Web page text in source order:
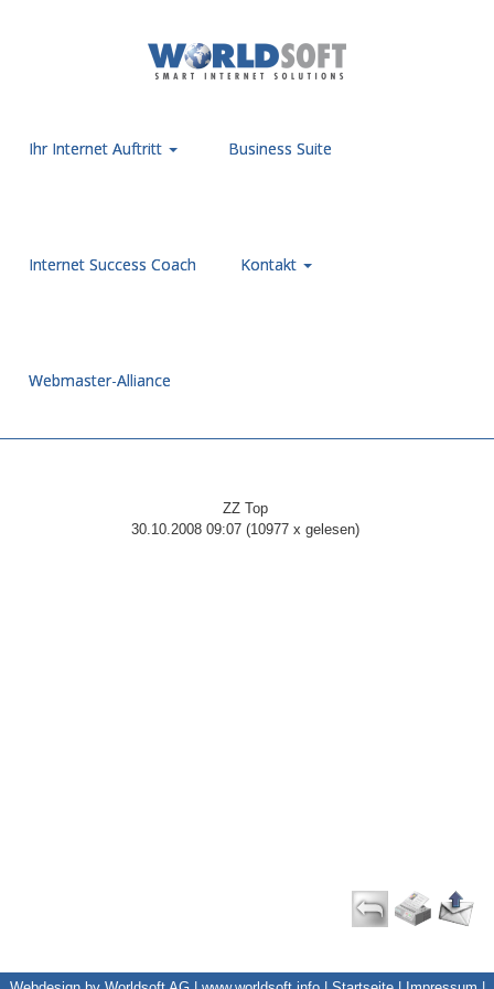
Ihr Internet Auftritt Business Suite
Internet Success Coach Kontakt
Webmaster-Alliance
ZZ Top
30.10.2008 09:07 (10977 x gelesen)